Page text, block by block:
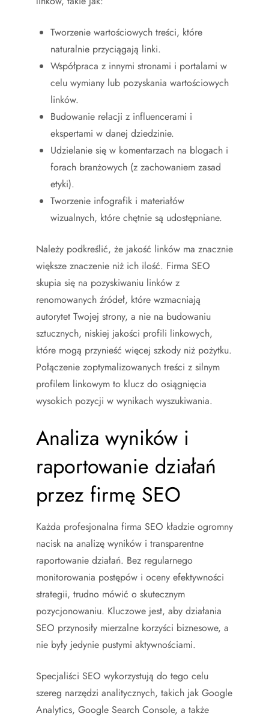
Tworzenie wartościowych treści, które
naturalnie przyciągają linki.
Współpraca z innymi stronami i portalami w
celu wymiany lub pozyskania wartościowych
linków.
Budowanie relacji z influencerami i
ekspertami w danej dziedzinie.
Udzielanie się w komentarzach na blogach i
forach branżowych (z zachowaniem zasad
etyki).
Tworzenie infografik i materiałów
wizualnych, które chętnie są udostępniane.
Należy podkreślić, że jakość linków ma znacznie
większe znaczenie niż ich ilość. Firma SEO
skupia się na pozyskiwaniu linków z
renomowanych źródeł, które wzmacniają
autorytet Twojej strony, a nie na budowaniu
sztucznych, niskiej jakości profili linkowych,
które mogą przynieść więcej szkody niż pożytku.
Połączenie zoptymalizowanych treści z silnym
profilem linkowym to klucz do osiągnięcia
wysokich pozycji w wynikach wyszukiwania.
Analiza wyników i
raportowanie działań
przez firmę SEO
Każda profesjonalna firma SEO kładzie ogromny
nacisk na analizę wyników i transparentne
raportowanie działań. Bez regularnego
monitorowania postępów i oceny efektywności
strategii, trudno mówić o skutecznym
pozycjonowaniu. Kluczowe jest, aby działania
SEO przynosiły mierzalne korzyści biznesowe, a
nie były jedynie pustymi aktywnościami.
Specjaliści SEO wykorzystują do tego celu
szereg narzędzi analitycznych, takich jak Google
Analytics, Google Search Console, a także